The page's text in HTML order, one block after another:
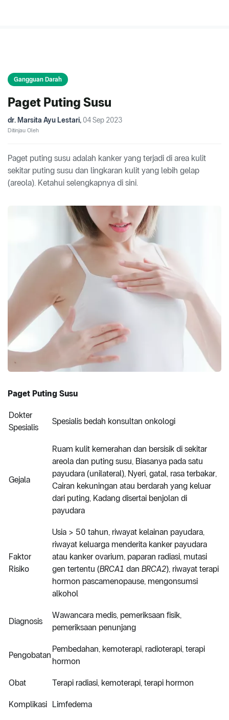
Gangguan Darah
Paget Puting Susu
dr. Marsita Ayu Lestari, 04 Sep 2023
Ditinjau Oleh
Paget puting susu adalah kanker yang terjadi di area kulit
sekitar puting susu dan lingkaran kulit yang lebih gelap
(areola). Ketahui selengkapnya di sini.
Paget Puting Susu
Dokter
Spesialis
Spesialis bedah konsultan onkologi
Gejala
Ruam kulit kemerahan dan bersisik di sekitar
areola dan puting susu, Biasanya pada satu
payudara (unilateral), Nyeri, gatal, rasa terbakar,
Cairan kekuningan atau berdarah yang keluar
dari puting, Kadang disertai benjolan di
payudara
Faktor
Risiko
Usia > 50 tahun, riwayat kelainan payudara,
riwayat keluarga menderita kanker payudara
atau kanker ovarium, paparan radiasi, mutasi
gen tertentu (BRCA1 dan BRCA2), riwayat terapi
hormon pascamenopause, mengonsumsi
alkohol
Diagnosis
Wawancara medis, pemeriksaan fisik,
pemeriksaan penunjang
Pengobatan
Pembedahan, kemoterapi, radioterapi, terapi
hormon
Obat Terapi radiasi, kemoterapi, terapi hormon
Komplikasi Limfedema